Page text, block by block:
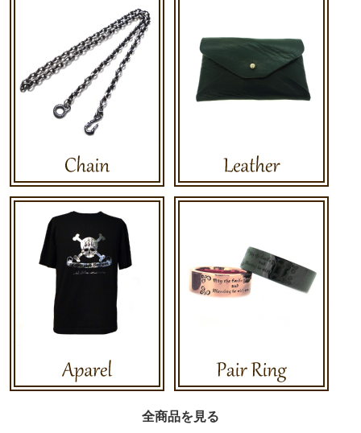
全商品を見る